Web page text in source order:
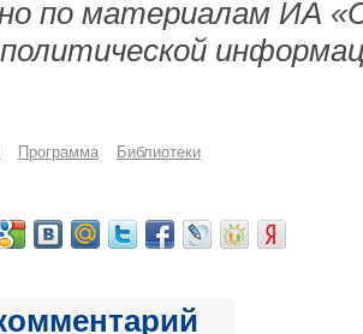
по материалам ИА
Программа Библиотеки